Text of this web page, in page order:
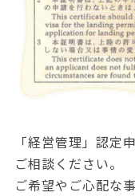
「経営管理」認定
ご相談ください。
ご希望やご心配な